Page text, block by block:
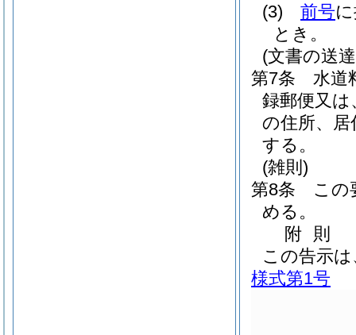
(3)
前号
とき。
(文書の送
第7条
水道
録郵便又
の住所、
する。
(雑則)
第8条
この
める。
附 則
この告示
様式第1号